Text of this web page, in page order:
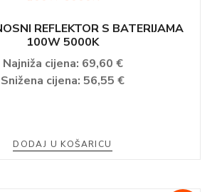
REFLEKTOR S BATERIJAMA
100W 5000K
Najniža cijena: 69,60 €
Snižena cijena: 56,55 €
DODAJ U KOŠARICU